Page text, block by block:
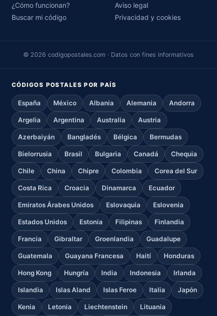
¿Cómo funcionan?
Buscar mi código
Aviso legal
Privacidad y cookies
© 2026 codigopostales.com · Datos con fines informativos
CÓDIGOS POSTALES POR PAÍS
España México Albania Alemania Andorra
Argelia Argentina Australia Austria
Azerbaiyán Bangladés Bélgica Bermudas
Bielorrusia Brasil Bulgaria Canadá Chequia
Chile China Chipre Colombia Corea del Sur
Costa Rica Croacia Dinamarca Ecuador
Emiratos Árabes Unidos Eslovaquia Eslovenia
Estados Unidos Estonia Filipinas Finlandia
Francia Gibraltar Groenlandia Guadalupe
Guatemala Guayana Francesa Haití Honduras
Hong Kong Hungría India Indonesia Irlanda
Islandia Islas Aland Islas Feroe Italia Japón
Kenia Letonia Liechtenstein Lituania